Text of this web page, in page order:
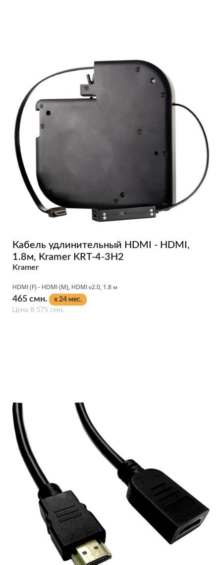
Кабель удлинительный HDMI - HDMI,
1.8м, Kramer KRT-4-3H2
Kramer
HDMI (F) - HDMI (M), HDMI v2.0, 1.8 м
465 смн.
x 24 мес.
Цена 8 575 смн.